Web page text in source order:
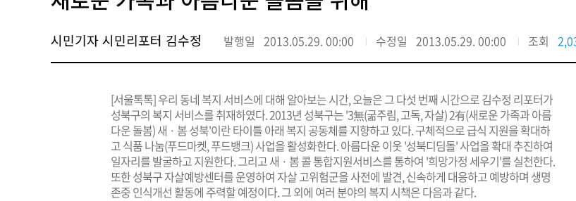
로
시민기자 시민리포터 김수정 발행일 2013.05.29. 00:00 수정일 2013.05.29. 00:00 조회
[서울톡톡] 우리 동네 복지 서비스에 대해 알아보는 시간, 오늘은 그 다섯 번째 시간으로 김수정 리포터가
성북구의 복지 서비스를 취재하였다. 2013년 성북구는 '3無(굶주림, 고독, 자살) 2有(새로운 가족과 아름
다운 돌봄) 새 · 봄 성북'이란 타이틀 아래 복지 공동체를 지향하고 있다. 구체적으로 급식 지원을 확대하
고 식품 나눔(푸드마켓, 푸드뱅크) 사업을 활성화한다. 아름다운 이웃 '성북디딤돌' 사업을 확대 추진하여
일자리를 발굴하고 지원한다. 그리고 새 · 봄 콜 통합지원서비스를 통하여 '희망가정 세우기'를 실천한다.
또한 성북구 자살예방센터를 운영하여 자살 고위험군을 사전에 발견, 신속하게 대응하고 예방하며 생명
존중 인식개선 활동에 주력할 예정이다. 그 외에 여러 분야의 복지 시책은 다음과 같다.